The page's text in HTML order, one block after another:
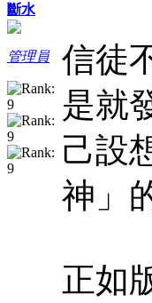
斷水
管理員
信徒
是就
己設
神」
正如